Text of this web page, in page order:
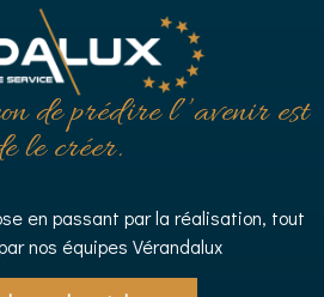
de prédire l’’avenir est
le créer.
en passant par la réalisation, tout
nos équipes Vérandalux